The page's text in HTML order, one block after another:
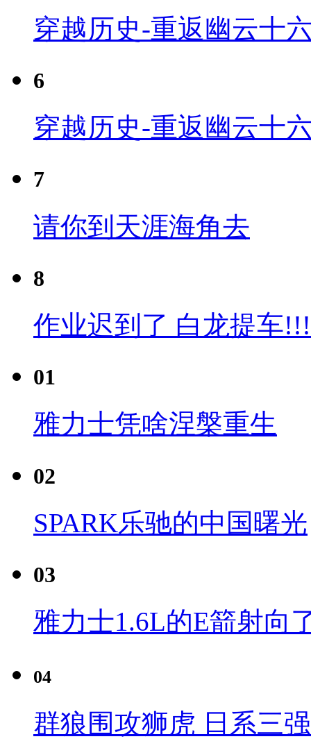
穿越历史-重返幽云十
6
穿越历史-重返幽云十
7
请你到天涯海角去
8
作业迟到了 白龙提车
01
雅力士凭啥涅槃重生
02
SPARK乐驰的中国曙光
03
雅力士1.6L的E箭射向
04
群狼围攻狮虎 日系三